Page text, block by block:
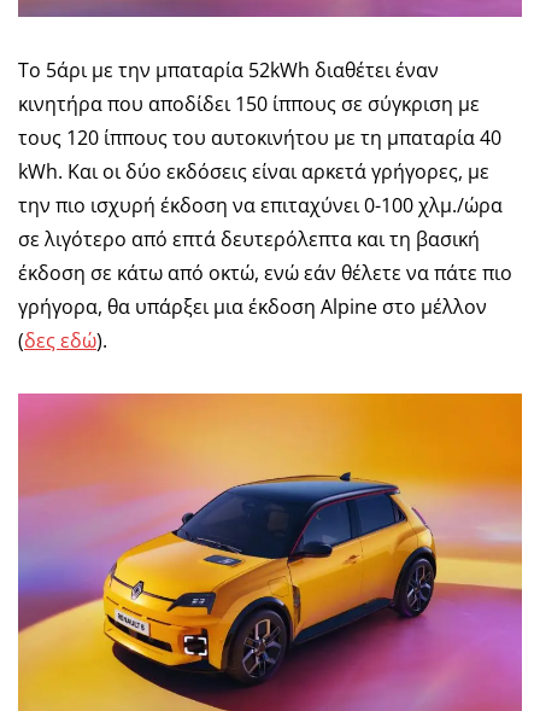
Το 5άρι με την μπαταρία 52kWh διαθέτει έναν
κινητήρα που αποδίδει 150 ίππους σε σύγκριση με
τους 120 ίππους του αυτοκινήτου με τη μπαταρία 40
kWh. Και οι δύο εκδόσεις είναι αρκετά γρήγορες, με
την πιο ισχυρή έκδοση να επιταχύνει 0-100 χλμ./ώρα
σε λιγότερο από επτά δευτερόλεπτα και τη βασική
έκδοση σε κάτω από οκτώ, ενώ εάν θέλετε να πάτε πιο
γρήγορα, θα υπάρξει μια έκδοση Alpine στο μέλλον
(δες εδώ).